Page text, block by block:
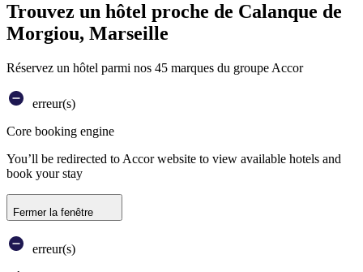
Trouvez un hôtel proche de Calanque de
Morgiou, Marseille
Réservez un hôtel parmi nos 45 marques du groupe Accor
erreur(s)
Core booking engine
You’ll be redirected to Accor website to view available hotels and
book your stay
Fermer la fenêtre
erreur(s)